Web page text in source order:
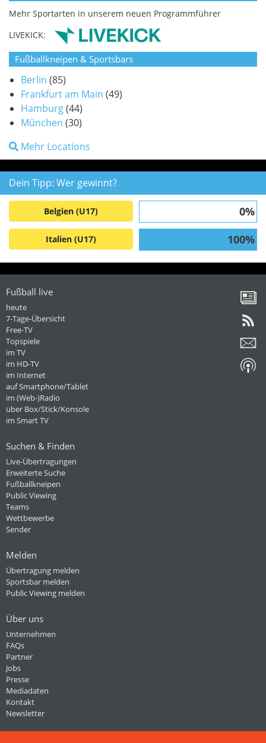
Mehr Sportarten in unserem neuen Programmführer
LIVEKICK:
Fußballkneipen & Sportsbars
Berlin (85)
Frankfurt am Main (49)
Hamburg(44)
München (30)
Mehr Locations
Dein Tipp: Wer gewinnt?
Belgien (U17) 0%
Italien (U17) 100%
Fußball live
heute
7-Tage-Übersicht
Free-TV
Topspiele
im TV
im HD-TV
im Internet
auf Smartphone/Tablet
im (Web-)Radio
über Box/Stick/Konsole
im Smart TV
Suchen & Finden
Live-Übertragungen
Erweiterte Suche
Fußballkneipen
Public Viewing
Teams
Wettbewerbe
Sender
Melden
Übertragung melden
Sportsbar melden
Public Viewing melden
Über uns
Unternehmen
FAQs
Partner
Jobs
Presse
Mediadaten
Kontakt
Newsletter